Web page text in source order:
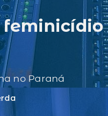
no Paraná